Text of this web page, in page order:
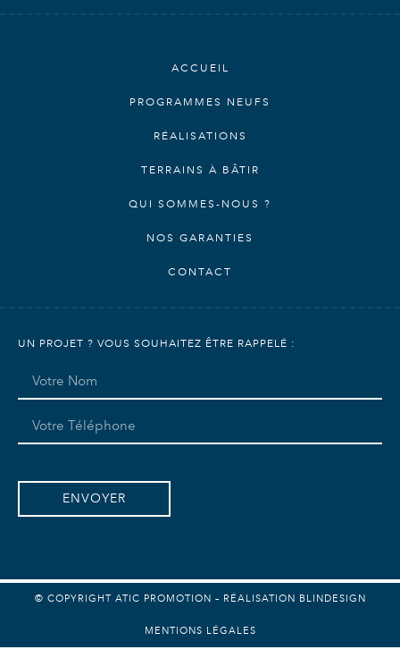
ACCUEIL
PROGRAMMES NEUFS
RÉALISATIONS
TERRAINS À BÂTIR
QUI SOMMES-NOUS ?
NOS GARANTIES
CONTACT
UN PROJET ? VOUS SOUHAITEZ ÊTRE RAPPELÉ :
ENVOYER
© COPYRIGHT ATIC PROMOTION – RÉALISATION BLINDESIGN
MENTIONS LÉGALES